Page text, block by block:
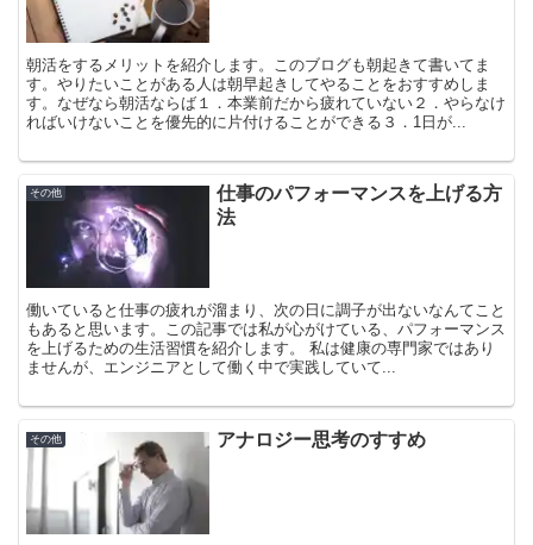
朝活をするメリットを紹介します。このブログも朝起きて書いてま
す。やりたいことがある人は朝早起きしてやることをおすすめしま
す。なぜなら朝活ならば１．本業前だから疲れていない２．やらなけ
ればいけないことを優先的に片付けることができる３．1日が...
その他
仕事のパフォーマンスを上げる方
法
働いていると仕事の疲れが溜まり、次の日に調子が出ないなんてこと
もあると思います。この記事では私が心がけている、パフォーマンス
を上げるための生活習慣を紹介します。 私は健康の専門家ではあり
ませんが、エンジニアとして働く中で実践していて...
その他 アナロジー思考のすすめ